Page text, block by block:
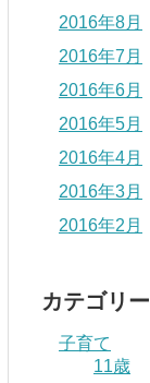
2016年8月
2016年7月
2016年6月
2016年5月
2016年4月
2016年3月
2016年2月
カテゴリー
子育て
11歳